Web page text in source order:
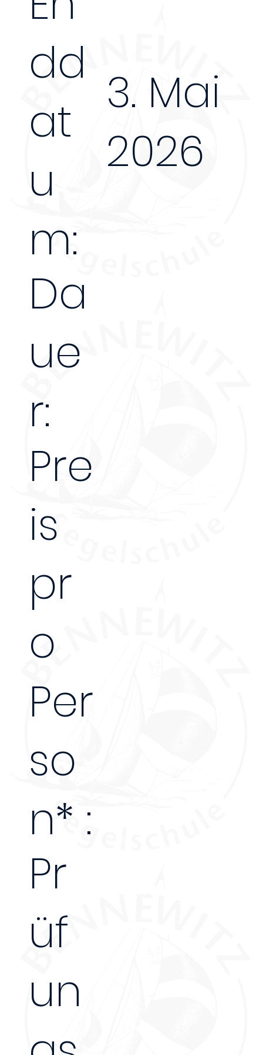
dd
at
u
m:
Da
ue
r:
Pre
is
pr
o
Per
so
n* :
Pr
üf
un
3. Mai
2026